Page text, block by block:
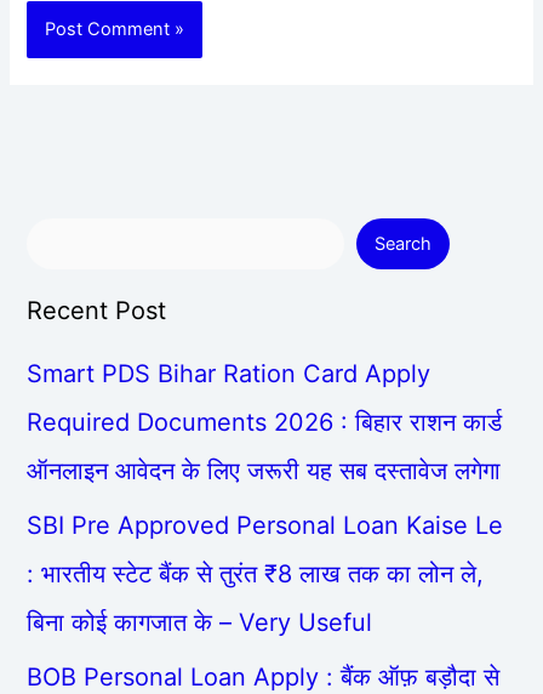
Search
Recent Post
Smart PDS Bihar Ration Card Apply
Required Documents 2026 : बिहार राशन कार्ड
ऑनलाइन आवेदन के लिए जरूरी यह सब दस्तावेज लगेगा
SBI Pre Approved Personal Loan Kaise Le
: भारतीय स्टेट बैंक से तुरंत ₹8 लाख तक का लोन ले,
बिना कोई कागजात के – Very Useful
BOB Personal Loan Apply : बैंक ऑफ़ बड़ौदा से